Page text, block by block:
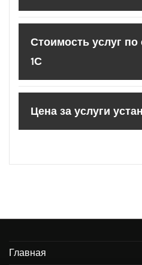
Стоимость услуг
1С
Цена за услуги
Главная